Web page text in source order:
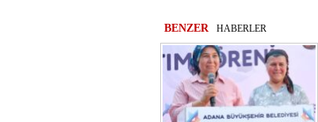
BENZER HABERLER